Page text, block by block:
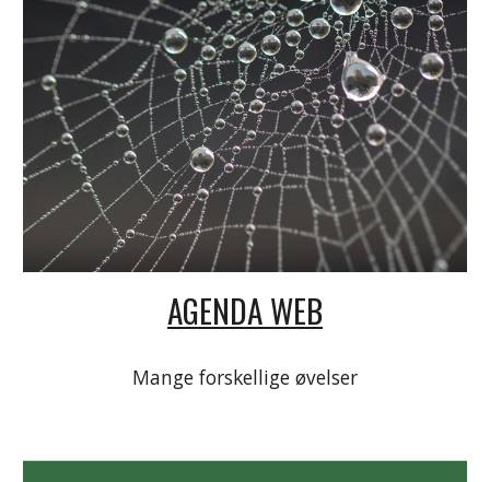
AGENDA WEB
Mange forskellige øvelser